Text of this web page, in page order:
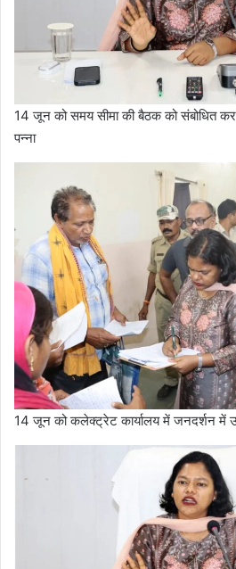
14 जून को समय सीमा की बैठक को संबोधित
पन्ना
14 जून को कलेक्ट्रेट कार्यालय में जनदर्शन में